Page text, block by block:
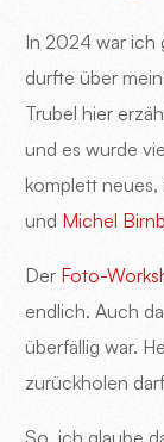
In 2024 war ich
durfte über
Trubel hier
und es wurde
komplett neues,
und Michel
Der Foto-
endlich. Auch
überfällig war.
zurückholen
So, ich glaube